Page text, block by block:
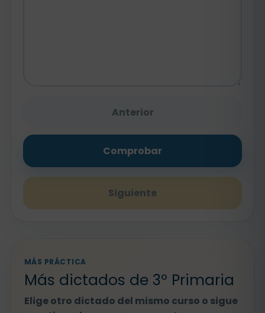
Anterior
Comprobar
Siguiente
MÁS PRÁCTICA
Más dictados de 3º Primaria
Elige otro dictado del mismo curso o sigue